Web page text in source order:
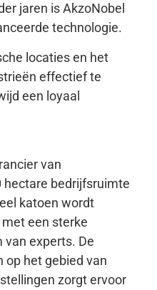
jaren is AkzoNobel
technologie.
locaties en het
effectief te
een loyaal
van
hectare bedrijfsruimte
katoen wordt
een sterke
experts. De
op het gebied van
zorgt ervoor